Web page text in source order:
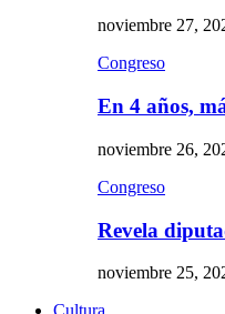
noviembre 27,
Congreso
En 4 años,
noviembre 26,
Congreso
Revela
noviembre 25,